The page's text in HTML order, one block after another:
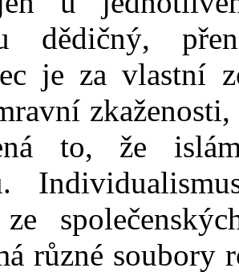
dědičný,
je za vlastní
zkaženosti,
to, že
různé soubory